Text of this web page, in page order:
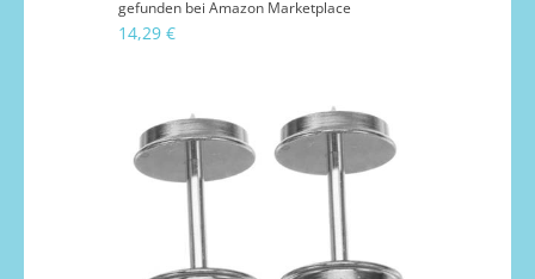
gefunden bei Amazon Marketplace
14,29 €